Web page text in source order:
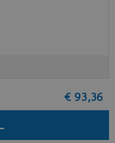
PVC vloer bij jou
€ 93,36